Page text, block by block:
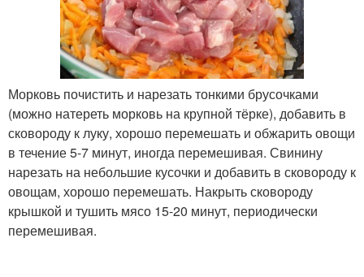
Морковь почистить и нарезать тонкими брусочками
(можно натереть морковь на крупной тёрке), добавить в
сковороду к луку, хорошо перемешать и обжарить овощи
в течение 5-7 минут, иногда перемешивая. Свинину
нарезать на небольшие кусочки и добавить в сковороду к
овощам, хорошо перемешать. Накрыть сковороду
крышкой и тушить мясо 15-20 минут, периодически
перемешивая.